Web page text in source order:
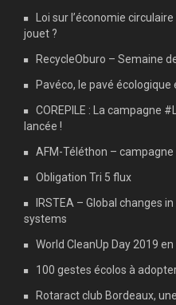
Loi sur l’économie
jouet ?
RecycleOburo – Semaine
Pavéco, le pavé
COREPILE : La campagne
lancée !
AFM-Téléthon – campagne
Obligation Tri 5 flux
IRSTEA – Global changes
systems
World CleanUp Day 2019 en
100 gestes écolos à
Rotaract club Bordeaux,